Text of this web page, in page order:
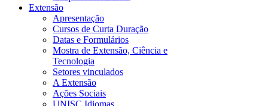
Extensão
Apresentação
Cursos de Curta Duração
Datas e Formulários
Mostra de Extensão, Ciência e
Tecnologia
Setores vinculados
A Extensão
Ações Sociais
UNISC Idiomas